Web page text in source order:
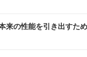
来の性能を引き出すた